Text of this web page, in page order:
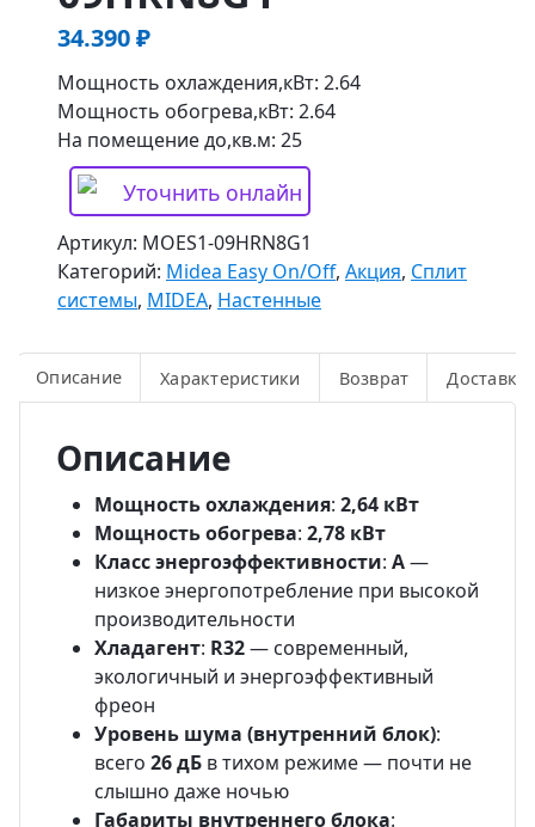
34.390₽
Мощность охлаждения,кВт: 2.64
Мощность обогрева,кВт: 2.64
На помещение до,кв.м: 25
Уточнить онлайн
Артикул: MOES1-09HRN8G1
Категорий: Midea Easy On/Off, Акция, Сплит
системы, MIDEA, Настенные
Описание Характеристики Возврат Доставка
Описание
Мощность охлаждения: 2,64 кВт
Мощность обогрева: 2,78 кВт
Класс энергоэффективности: A—
низкое энергопотребление при высокой
производительности
Хладагент: R32— современный,
экологичный и энергоэффективный
фреон
Уровень шума (внутренний блок):
всего 26 дБ в тихом режиме — почти не
слышно даже ночью
Габариты внутреннего блока: